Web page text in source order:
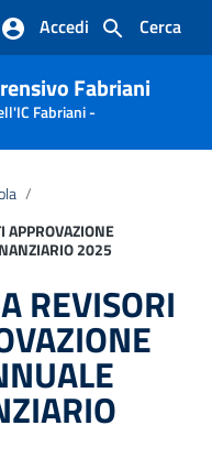
Cerca
Accedi
Fabriani
Fabriani -
/
APPROVAZIONE
2025
REVISORI